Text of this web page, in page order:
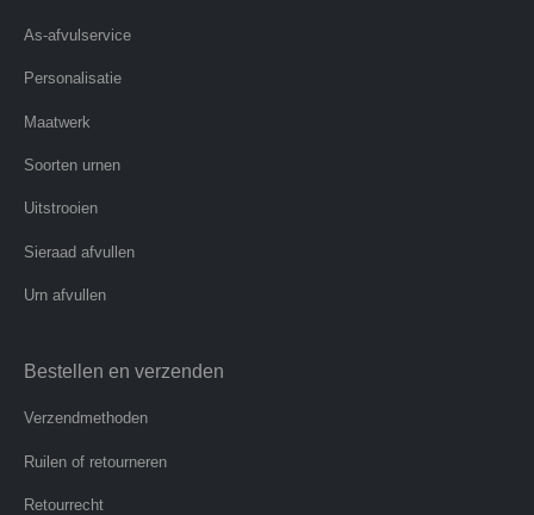
As-afvulservice
Personalisatie
Maatwerk
Soorten urnen
Uitstrooien
Sieraad afvullen
Urn afvullen
Bestellen en verzenden
Verzendmethoden
Ruilen of retourneren
Retourrecht